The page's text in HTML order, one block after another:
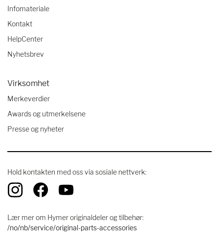
Infomateriale
Kontakt
HelpCenter
Nyhetsbrev
Virksomhet
Merkeverdier
Awards og utmerkelsene
Presse og nyheter
Hold kontakten med oss ​​via sosiale nettverk:
Lær mer om Hymer originaldeler og tilbehør:
/no/nb/service/original-parts-accessories